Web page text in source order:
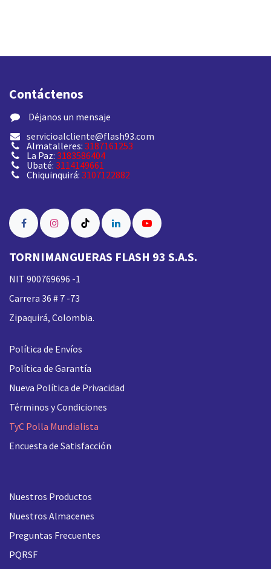
Contáctenos
​ Déjanos un mensaje
servicioalcliente@flash93.com
Almatalleres: 3187161253
La Paz: 3183586404
Ubaté: 3114149661
Chiquinquirá: 3107122882
TORNIMANGUERAS FLASH 93 S.A.S.
NIT 900769696 -1
Carrera 36 # 7 -73
Zipaquirá, Colombia.
Política de Envíos
Política de Garantía
Nueva Política de Privacidad
Términos y Condiciones
TyC Polla Mundialista
Encuesta de Satisfacción
Nuestros Productos
Nuestros Almacenes
Preguntas Frecuentes
PQRSF